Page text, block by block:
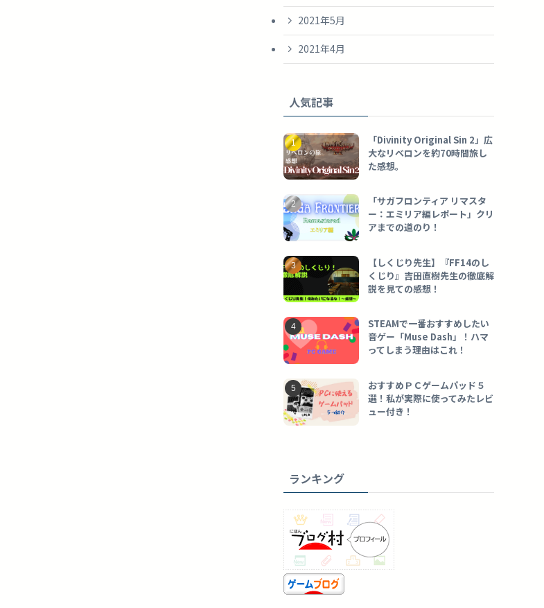
2021年5月
2021年4月
人気記事
「Divinity Original Sin 2」広
大なリベロンを約70時間旅し
た感想。
「サガフロンティア リマスタ
ー：エミリア編レポート」クリ
アまでの道のり！
【しくじり先生】『FF14のし
くじり』吉田直樹先生の徹底解
説を見ての感想！
STEAMで一番おすすめしたい
音ゲー「Muse Dash」！ハマ
ってしまう理由はこれ！
おすすめＰＣゲームパッド５
選！私が実際に使ってみたレビ
ュー付き！
ランキング